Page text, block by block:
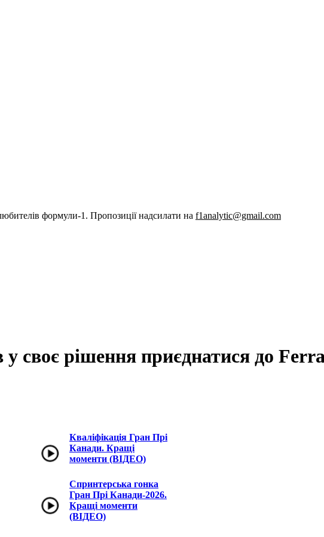
формули-1. Пропозиції надсилати на f1analytic@gmail.com
своє рішення приєднатися до
Кваліфікація Гран Прі
Канади. Кращі
моменти (ВІДЕО)
Спринтерська гонка
Гран Прі Канади-2026.
Кращі моменти
(ВІДЕО)